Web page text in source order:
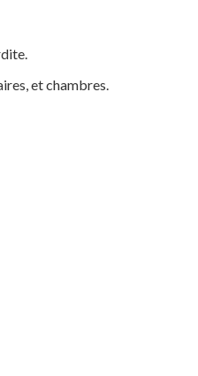
et chambres.